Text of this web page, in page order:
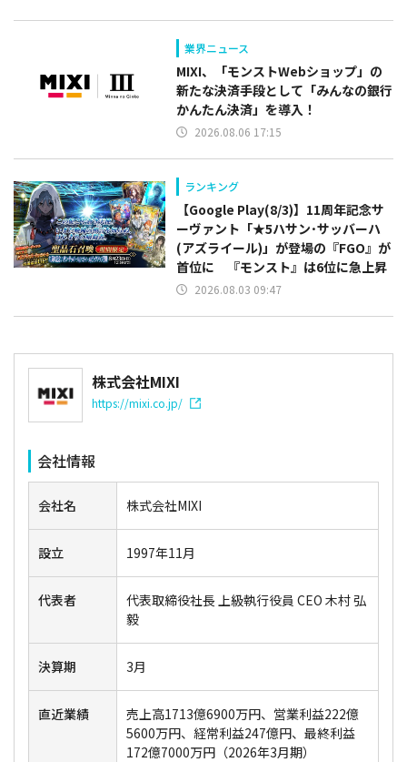
業界ニュース
MIXI、「モンストWebショップ」の
新たな決済手段として「みんなの銀行
かんたん決済」を導入！
2026.08.06 17:15
ランキング
【Google Play(8/3)】11周年記念サ
ーヴァント「★5ハサン･サッバーハ
(アズライール)」が登場の『FGO』が
首位に 『モンスト』は6位に急上昇
2026.08.03 09:47
株式会社MIXI
https://mixi.co.jp/
会社情報
会社名 株式会社MIXI
設立 1997年11月
代表者
代表取締役社長 上級執行役員 CEO 木村 弘
毅
決算期 3月
直近業績
売上高1713億6900万円、営業利益222億
5600万円、経常利益247億円、最終利益
172億7000万円（2026年3月期）